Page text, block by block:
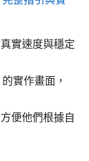
實速度與穩定
實作畫面，
便他們根據自